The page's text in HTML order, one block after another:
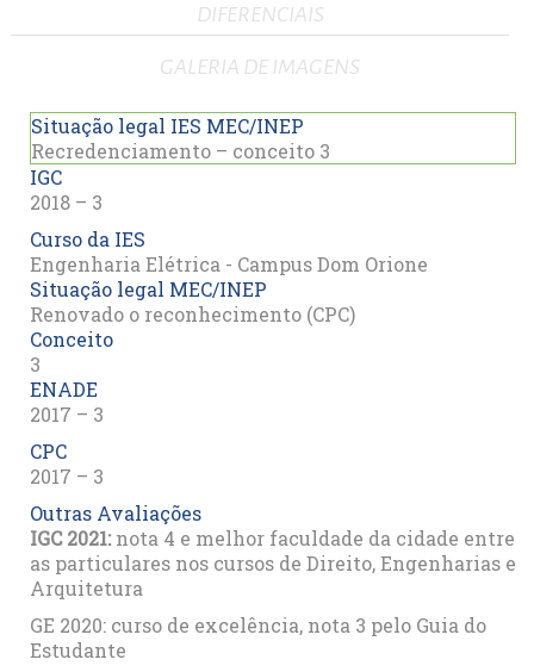
DIFERENCIAIS
GALERIA DE IMAGENS
Situação legal IES MEC/INEP
Recredenciamento – conceito 3
IGC
2018 – 3
Curso da IES
Engenharia Elétrica - Campus Dom Orione
Situação legal MEC/INEP
Renovado o reconhecimento (CPC)
Conceito
3
ENADE
2017 – 3
CPC
2017 – 3
Outras Avaliações
IGC 2021:nota 4 e melhor faculdade da cidade entre
as particulares nos cursos de Direito, Engenharias e
Arquitetura
GE 2020: curso de excelência, nota 3 pelo Guia do
Estudante